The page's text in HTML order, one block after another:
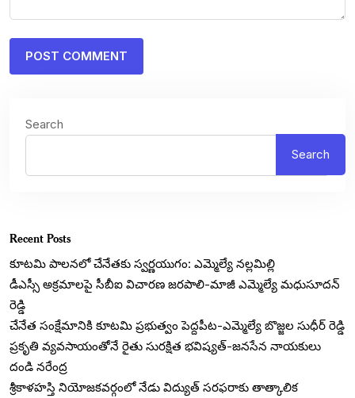
Search
Search
Recent Posts
కూటమి పాలనలో చేనేతకు స్వర్ణయుగం: ఎమ్మెల్యే నల్లమిల్లి
డీఎస్సీ అక్రమాలపై సీబీఐ విచారణ జరపాలి-మాజీ ఎమ్మెల్యే మధుసూదన్
రెడ్డి
చేనేత సంక్షేమానికి కూటమి ప్రభుత్వం పెద్దపీట-ఎమ్మెల్యే బొజ్జల సుధీర్ రెడ్డి
ప్రకృతి వ్యవసాయంతోనే రైతు సురక్షిత భవిష్యత్-జనసేన నాయకులు
దండి నరేంద్ర
శ్రీకాళహస్తి నియోజకవర్గంలో నేడు విద్యుత్ సరఫరాకు తాత్కాలిక